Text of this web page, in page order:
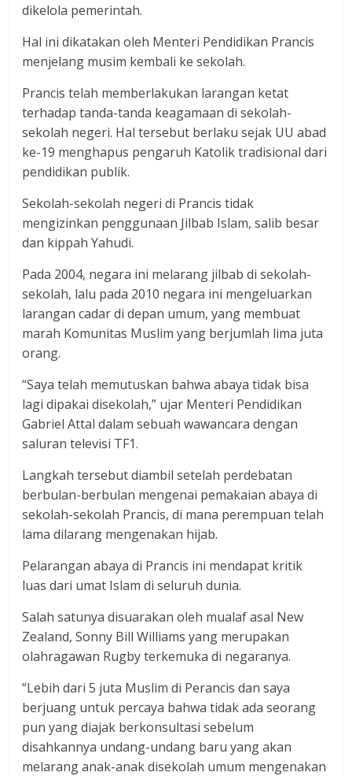
dikelola pemerintah.
Hal ini dikatakan oleh Menteri Pendidikan Prancis
menjelang musim kembali ke sekolah.
Prancis telah memberlakukan larangan ketat
terhadap tanda-tanda keagamaan di sekolah-
sekolah negeri. Hal tersebut berlaku sejak UU abad
ke-19 menghapus pengaruh Katolik tradisional dari
pendidikan publik.
Sekolah-sekolah negeri di Prancis tidak
mengizinkan penggunaan Jilbab Islam, salib besar
dan kippah Yahudi.
Pada 2004, negara ini melarang jilbab di sekolah-
sekolah, lalu pada 2010 negara ini mengeluarkan
larangan cadar di depan umum, yang membuat
marah Komunitas Muslim yang berjumlah lima juta
orang.
“Saya telah memutuskan bahwa abaya tidak bisa
lagi dipakai disekolah,” ujar Menteri Pendidikan
Gabriel Attal dalam sebuah wawancara dengan
saluran televisi TF1.
Langkah tersebut diambil setelah perdebatan
berbulan-berbulan mengenai pemakaian abaya di
sekolah-sekolah Prancis, di mana perempuan telah
lama dilarang mengenakan hijab.
Pelarangan abaya di Prancis ini mendapat kritik
luas dari umat Islam di seluruh dunia.
Salah satunya disuarakan oleh mualaf asal New
Zealand, Sonny Bill Williams yang merupakan
olahragawan Rugby terkemuka di negaranya.
“Lebih dari 5 juta Muslim di Perancis dan saya
berjuang untuk percaya bahwa tidak ada seorang
pun yang diajak berkonsultasi sebelum
disahkannya undang-undang baru yang akan
melarang anak-anak disekolah umum mengenakan